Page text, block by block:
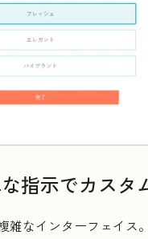
指示でカスタ
雑なインターフェイス